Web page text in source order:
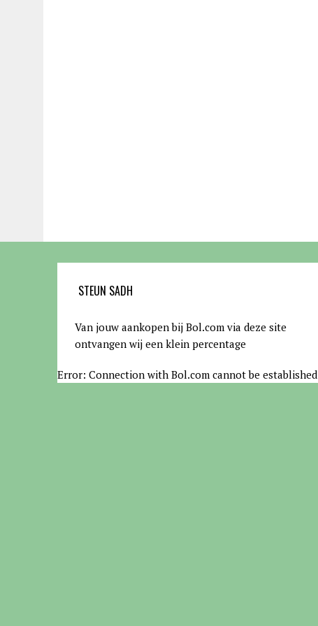
STEUN SADH
Van jouw aankopen bij Bol.com via deze site
ontvangen wij een klein percentage
Error: Connection with Bol.com cannot be established